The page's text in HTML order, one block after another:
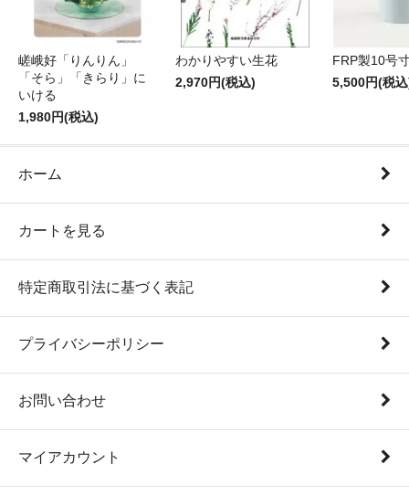
嵯峨好「りんりん」
「そら」「きらり」に
いける
1,980円(税込)
わかりやすい生花
2,970円(税込)
FRP製10号
5,500円(税
ホーム
カートを見る
特定商取引法に基づく表記
プライバシーポリシー
お問い合わせ
マイアカウント